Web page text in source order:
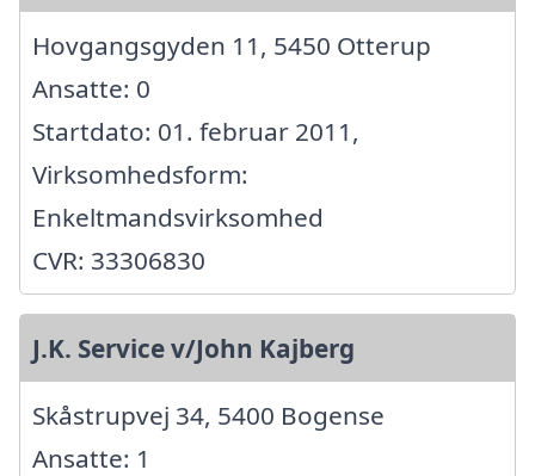
Hovgangsgyden 11, 5450 Otterup
Ansatte: 0
Startdato: 01. februar 2011,
Virksomhedsform:
Enkeltmandsvirksomhed
CVR: 33306830
J.K. Service v/John Kajberg
Skåstrupvej 34, 5400 Bogense
Ansatte: 1